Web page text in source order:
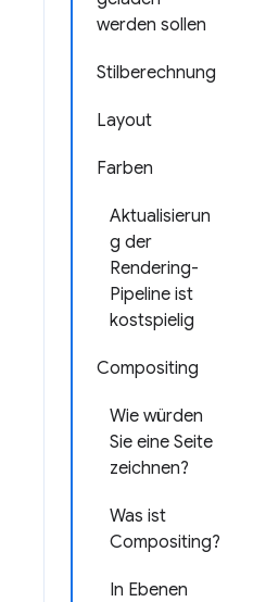
werden sollen
Stilberechnung
Layout
Farben
Aktualisierun
g der
Rendering-
Pipeline ist
kostspielig
Compositing
Wie würden
Sie eine Seite
zeichnen?
Was ist
Compositing?
In Ebenen